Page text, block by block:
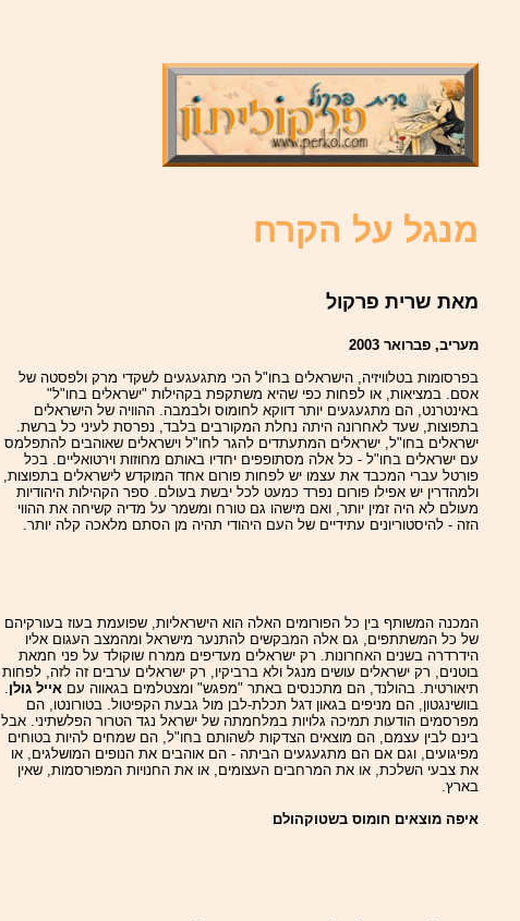
מנגל על הקרח
מאת שרית פרקול
מעריב, פברואר 2003
בפרסומות בטלוויזיה, הישראלים בחו"ל הכי מתגעגעים לשקדי מרק ולפסטה של
אסם. במציאות, או לפחות כפי שהיא משתקפת בקהילות "ישראלים בחו"ל"
באינטרנט, הם מתגעגעים יותר דווקא לחומוס ולבמבה. ההוויה של הישראלים
בתפוצות, שעד לאחרונה היתה נחלת המקורבים בלבד, נפרסת לעיני כל ברשת.
ישראלים בחו"ל, ישראלים המתעתדים להגר לחו"ל וישראלים שאוהבים להתפלמס
עם ישראלים בחו"ל - כל אלה מסתופפים יחדיו באותם מחוזות וירטואליים. בכל
פורטל עברי המכבד את עצמו יש לפחות פורום אחד המוקדש לישראלים בתפוצות,
ולמהדרין יש אפילו פורום נפרד כמעט לכל יבשת בעולם. ספר הקהילות היהודיות
מעולם לא היה זמין יותר, ואם מישהו גם טורח ומשמר על מדיה קשיחה את ההווי
הזה - להיסטוריונים עתידיים של העם היהודי תהיה מן הסתם מלאכה קלה יותר.
המכנה המשותף בין כל הפורומים האלה הוא הישראליות, שפועמת בעוז בעורקיהם
של כל המשתתפים, גם אלה המבקשים להתנער מישראל ומהמצב העגום אליו
הידרדרה בשנים האחרונות. רק ישראלים מעדיפים ממרח שוקולד על פני חמאת
בוטנים, רק ישראלים עושים מנגל ולא ברביקיו, רק ישראלים ערבים זה לזה, לפחות
תיאורטית. בהולנד, הם מתכנסים באתר "מפגש" ומצטלמים בגאווה עם אייל גולן.
בוושינגטון, הם מניפים בגאון דגל תכלת-לבן מול גבעת הקפיטול. בטורונטו, הם
מפרסמים הודעות תמיכה גלויות במלחמתה של ישראל נגד הטרור הפלשתיני. אבל
בינם לבין עצמם, הם מוצאים הצדקות לשהותם בחו"ל, הם שמחים להיות בטוחים
מפיגועים, וגם אם הם מתגעגעים הביתה - הם אוהבים את הנופים המושלגים, או
את צבעי השלכת, או את המרחבים העצומים, או את החנויות המפורסמות, שאין
בארץ.
איפה מוצאים חומוס בשטוקהולם